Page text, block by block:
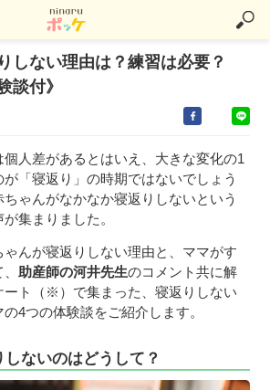
しない理由は？練習は必要？
談付》
人差があるとはいえ、大きな変化の1
「寝返り」の時期ではないでしょう
ゃんがなかなか寝返りしないという
集まりました。
んが寝返りしない理由と、ママがす
、助産師の河井先生のコメント共に解
ート（※）で集まった、寝返りしない
4つの体験談をご紹介します。
ないのはどうして？